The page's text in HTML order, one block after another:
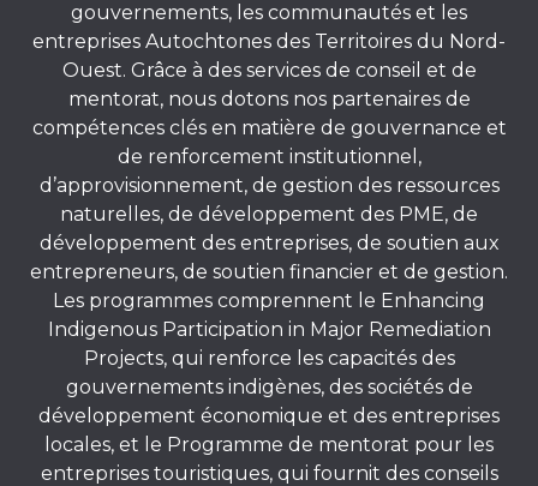
gouvernements, les communautés et les
entreprises Autochtones des Territoires du Nord-
Ouest. Grâce à des services de conseil et de
mentorat, nous dotons nos partenaires de
compétences clés en matière de gouvernance et
de renforcement institutionnel,
d’approvisionnement, de gestion des ressources
naturelles, de développement des PME, de
développement des entreprises, de soutien aux
entrepreneurs, de soutien financier et de gestion.
Les programmes comprennent le Enhancing
Indigenous Participation in Major Remediation
Projects, qui renforce les capacités des
gouvernements indigènes, des sociétés de
développement économique et des entreprises
locales, et le Programme de mentorat pour les
entreprises touristiques, qui fournit des conseils